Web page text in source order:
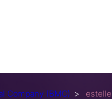
Company (BMC)